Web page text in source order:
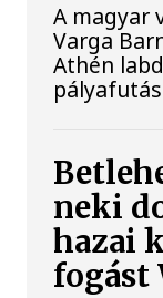
A magyar
Varga
Athén
neki
hazai
fogást